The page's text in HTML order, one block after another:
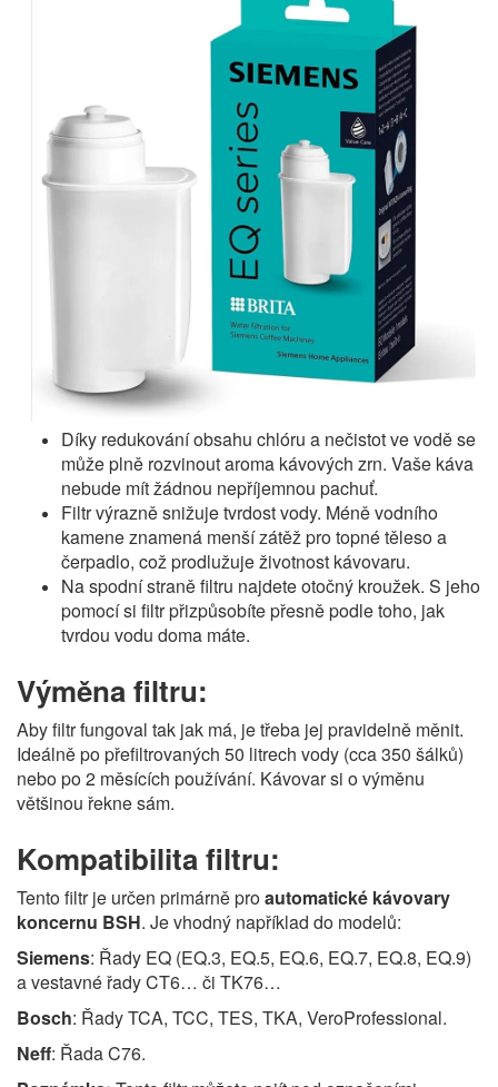
Díky redukování obsahu chlóru a nečistot ve vodě se
může plně rozvinout aroma kávových zrn. Vaše káva
nebude mít žádnou nepříjemnou pachuť.
Filtr výrazně snižuje tvrdost vody. Méně vodního
kamene znamená menší zátěž pro topné těleso a
čerpadlo, což prodlužuje životnost kávovaru.
Na spodní straně filtru najdete otočný kroužek. S jeho
pomocí si filtr přizpůsobíte přesně podle toho, jak
tvrdou vodu doma máte.
Výměna filtru:
Aby filtr fungoval tak jak má, je třeba jej pravidelně měnit.
Ideálně po přefiltrovaných 50 litrech vody (cca 350 šálků)
nebo po 2 měsících používání. Kávovar si o výměnu
většinou řekne sám.
Kompatibilita filtru:
Tento filtr je určen primárně proautomatické kávovary
koncernu BSH. Je vhodný například do modelů:
Siemens: Řady EQ (EQ.3, EQ.5, EQ.6, EQ.7, EQ.8, EQ.9)
a vestavné řady CT6… či TK76…
Bosch: Řady TCA, TCC, TES, TKA, VeroProfessional.
Neff: Řada C76.